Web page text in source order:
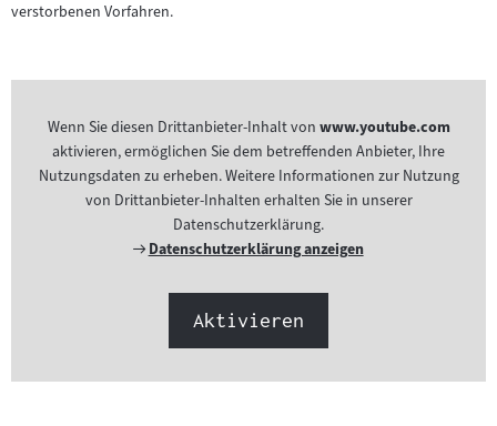
verstorbenen Vorfahren.
Wenn Sie diesen Drittanbieter-Inhalt von www.youtube.com
aktivieren, ermöglichen Sie dem betreffenden Anbieter, Ihre
Nutzungsdaten zu erheben. Weitere Informationen zur Nutzung
von Drittanbieter-Inhalten erhalten Sie in unserer
Datenschutzerklärung.
Externer
Datenschutzerklärung anzeigen
Aktivieren